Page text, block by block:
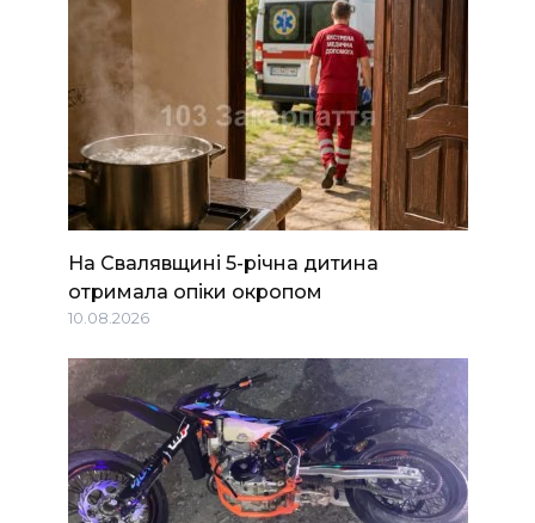
На Свалявщині 5-річна дитина
отримала опіки окропом
10.08.2026